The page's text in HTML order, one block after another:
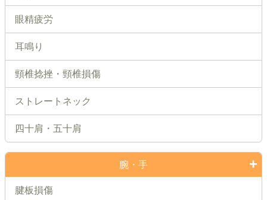
眼精疲労
耳鳴り
頸椎捻挫・頸椎損傷
ストレートネック
四十肩・五十肩
腕・手
腱板損傷